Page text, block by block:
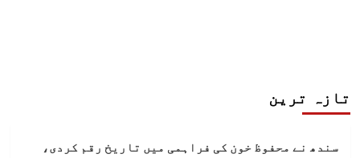
تازہ ترین
سندھ نے محفوظ خون کی فراہمی میں تاریخ رقم کردی،